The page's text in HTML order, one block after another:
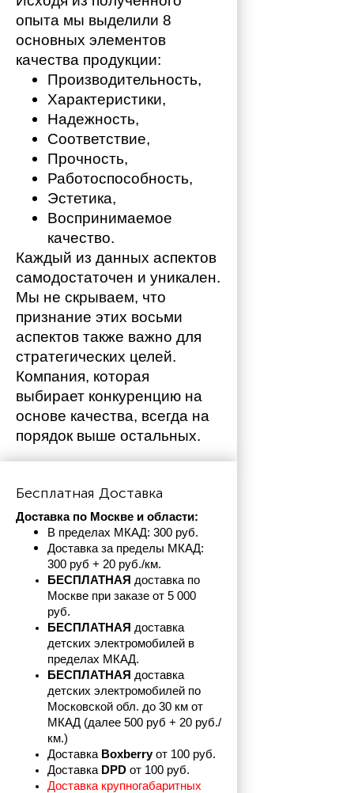
опыта мы выделили 8
основных элементов
качества продукции:
Производительность,
Характеристики,
Надежность,
Соответствие,
Прочность,
Работоспособность,
Эстетика,
Воспринимаемое
качество.
Каждый из данных аспектов
самодостаточен и уникален.
Мы не скрываем, что
признание этих восьми
аспектов также важно для
стратегических целей.
Компания, которая
выбирает конкуренцию на
основе качества, всегда на
порядок выше остальных.
Бесплатная Доставка
Доставка по Москве и области:
В пределах МКАД: 300 руб.
Доставка за пределы МКАД:
300 руб + 20 руб./км.
БЕСПЛАТНАЯ доставка по
Москве при заказе от 5 000
руб.
БЕСПЛАТНАЯ доставка
детских электромобилей в
пределах МКАД.
БЕСПЛАТНАЯ доставка
детских электромобилей по
Московской обл. до 30 км от
МКАД (далее 500 руб + 20 руб./
км.)
Доставка Boxberry от 100 руб.
Доставка DPD от 100 руб.
Доставка крупногабаритных